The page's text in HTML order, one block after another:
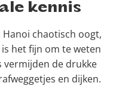
kennis
chaotisch oogt,
het fijn om te weten
vermijden de drukke
en dijken.